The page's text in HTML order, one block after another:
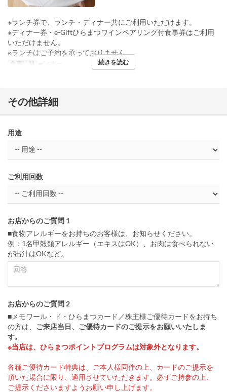
※ランチ券で、ランチ・ディナー共にご利用いただけます。
※ディナー券・e-Giftひらまつワインペアリング付食事券はご利用
いただけません。
※ランチはご予約を承っておりません。
食事時間 ディナー 続きを読む
その他詳細
用途
ご利用回数
お店からのご質問 1
■食物アレルギーをお持ちのお客様は、お知らせください。
例：1名甲殻類アレルギー（エキスはOK）、お肉は食べられない
が出汁はOKなど。
お店からのご質問 2
■メモワール・ド・ひらまつカード／株主様ご優待カードをお持ち
の方は、 ご来店当日、ご優待カードのご提示をお願いいたしま
す。
※当店は、ひらまつポイントプログラムは対象外となります。
各種ご優待カード特典は、ご本人様同伴の上、カードのご提示を
頂いた場合に限り、適用させていただきます。必ずご持参の上、
ご提示くださいますようお願い申し上げます。